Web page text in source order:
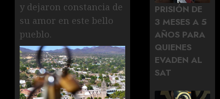
y dejaron constancia de
su amor en este bello
pueblo.
PRISIÓN DE
3 MESES A 5
AÑOS PARA
QUIENES
EVADEN AL
SAT